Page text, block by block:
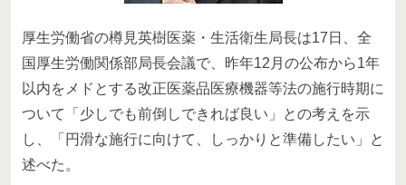
厚生労働省の樽見英樹医薬・生活衛生局長は17日、全
国厚生労働関係部局長会議で、昨年12月の公布から1年
以内をメドとする改正医薬品医療機器等法の施行時期に
ついて「少しでも前倒しできれば良い」との考えを示
し、「円滑な施行に向けて、しっかりと準備したい」と
述べた。